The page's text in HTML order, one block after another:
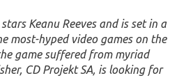
Keanu Reeves and is set in a
most-hyped video games on the
game suffered from myriad
CD Projekt SA, is looking for